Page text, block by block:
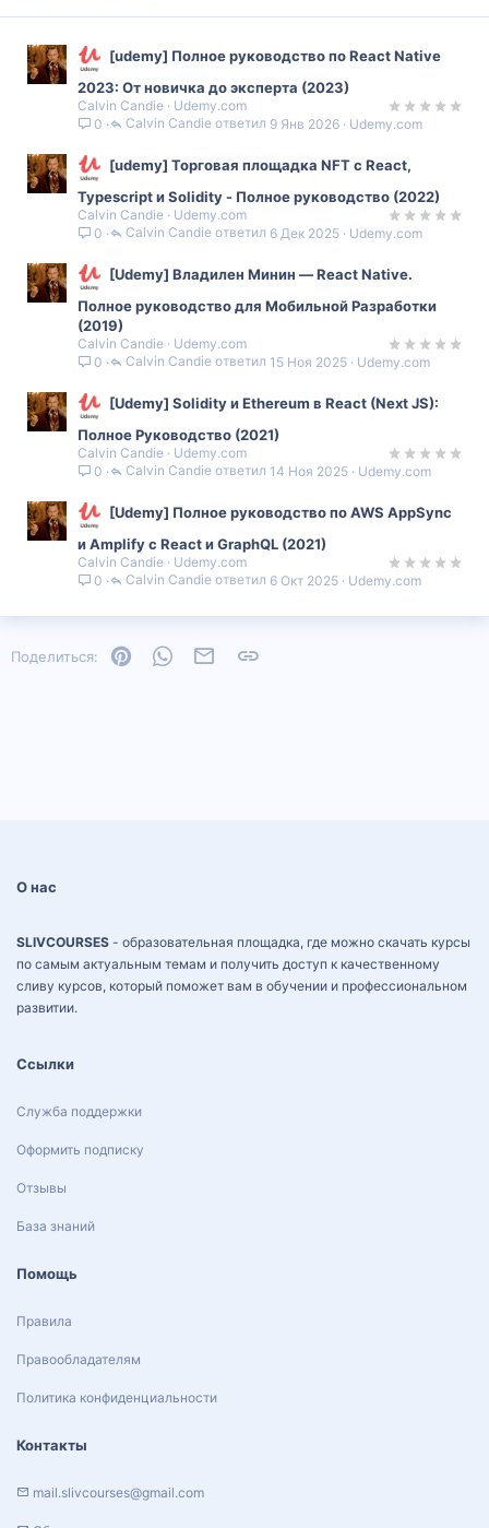
[udemy] Полное руководство по React Native
2023: От новичка до эксперта (2023)
Calvin Candie
Udemy.com
0
Udemy.com
9 Янв 2026
Calvin Candie
[udemy] Торговая площадка NFT c React,
Typescript и Solidity - Полное руководство (2022)
Calvin Candie
Udemy.com
0
Udemy.com
6 Дек 2025
Calvin Candie
[Udemy] Владилен Минин ― React Native.
Полное руководство для Мобильной Разработки
(2019)
Calvin Candie
Udemy.com
0
Udemy.com
15 Ноя 2025
Calvin Candie
[Udemy] Solidity и Ethereum в React (Next JS):
Полное Руководство (2021)
Calvin Candie
Udemy.com
0
Udemy.com
14 Ноя 2025
Calvin Candie
[Udemy] Полное руководство по AWS AppSync
и Amplify с React и GraphQL (2021)
Calvin Candie
Udemy.com
0
Udemy.com
6 Окт 2025
Calvin Candie
Поделиться: PinterestWhatsAppЭлектронная почта
О нас
SLIVCOURSES - образовательная площадка, где можно скачать курсы
по самым актуальным темам и получить доступ к качественному
сливу курсов, который поможет вам в обучении и профессиональном
развитии.
Ссылки
Служба поддержки
Оформить подписку
Отзывы
База знаний
Помощь
Правила
Правообладателям
Политика конфиденциальности
Контакты
mail.slivcourses@gmail.com